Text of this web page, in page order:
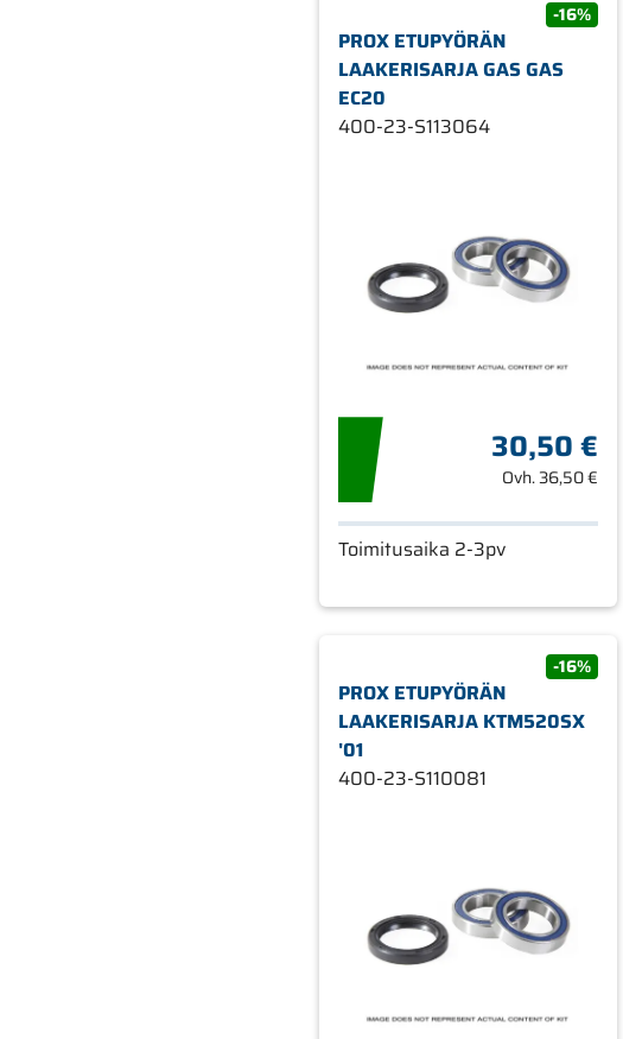
-16%
PROX ETUPYÖRÄN
LAAKERISARJA GAS GAS
EC20
400-23-S113064
30,50 €
Ovh.36,50 €
Toimitusaika 2-3pv
-16%
PROX ETUPYÖRÄN
LAAKERISARJA KTM520SX
'01
400-23-S110081